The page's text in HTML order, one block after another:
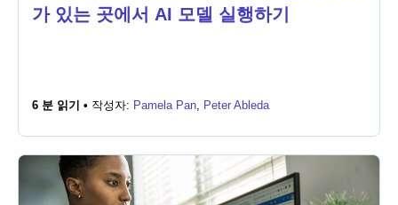
뉴스룸
가 있는 곳에서 AI 모델 실행하기
6 분 읽기 • 작성자: Pamela Pan, Peter Ableda